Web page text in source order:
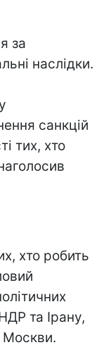
за
наслідки.
санкцій
тих, хто
хто робить
та Ірану,
Москви.